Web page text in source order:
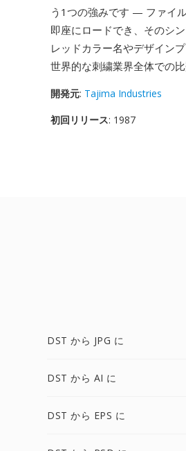
う1つの強みです — ファイ
即座にロードでき、そのシ
レッドカラー名やデザイン
世界的な刺繍業界全体での
開発元: Tajima Industries
初回リリース: 1987
DST から JPG に
DST から AI に
DST から EPS に